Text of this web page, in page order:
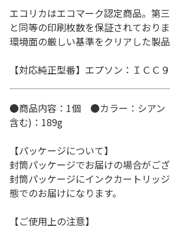
エコリカはエコマーク認定商品。第
と同等の印刷枚数を保証されており
環境面の厳しい基準をクリアした製品
【対応純正型番】エプソン：ＩＣＣ
●商品内容：1個 ●カラー：シア
含む)：189g
【パッケージについて】
封筒パッケージでお届けの場合がござ
封筒パッケージにインクカートリッ
態でのお届けになります。
【ご使用上の注意】